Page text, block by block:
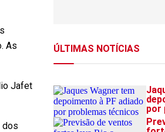
As
Jafet
dos